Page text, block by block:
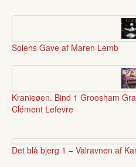
Solens Gave af Maren Lemb
Kranieøen. Bind 1 Groosham
Clément Lefevre
Det blå bjerg 1 – Valravnen af